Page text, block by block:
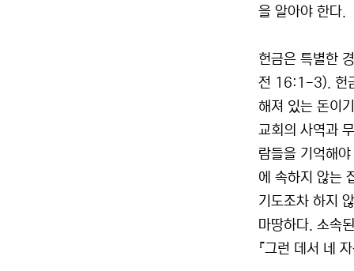
을 알아야 한다.
헌금은 특별한
전 16:1-3). 헌
해져 있는 돈이
교회의 사역과
람들을 기억해
에 속하지 않는
기도조차 하지
마땅하다. 소속
『그런 데서 네